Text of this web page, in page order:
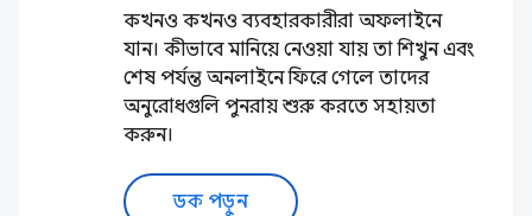
কখনও কখনও ব্যবহারকারীরা অফলাইনে
যান। কীভাবে মানিয়ে নেওয়া যায় তা শিখুন এবং
শেষ পর্যন্ত অনলাইনে ফিরে গেলে তাদের
অনুরোধগুলি পুনরায় শুরু করতে সহায়তা
করুন।
ডক পড়ুন